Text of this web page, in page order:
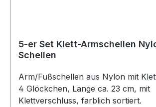
5-er Set Klett-Armschellen
Schellen
Arm/Fußschellen aus Nylon mit
4 Glöckchen, Länge ca. 23 cm, mit
Klettverschluss, farblich sortiert.